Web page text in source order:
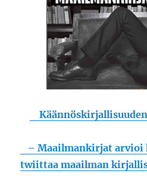
– Maailmankirjat arvioi
twiittaa maailman